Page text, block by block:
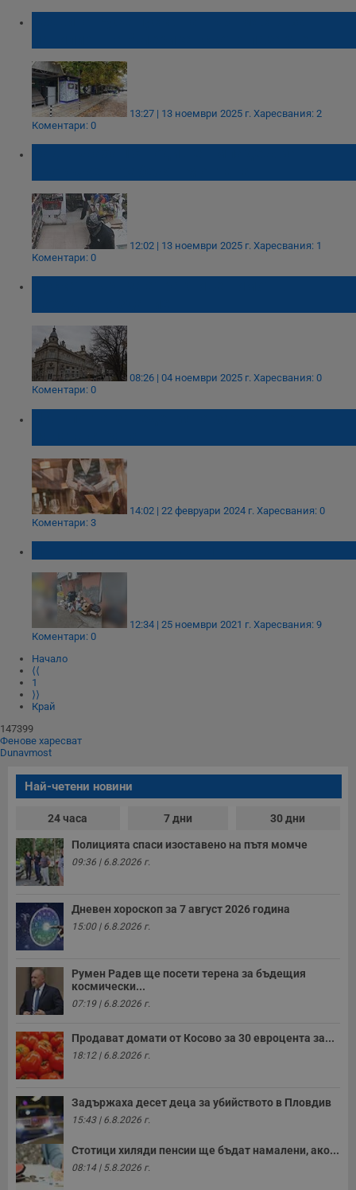
13:27 | 13 ноември 2025 г. Харесвания: 2
Коментари: 0
12:02 | 13 ноември 2025 г. Харесвания: 1
Коментари: 0
08:26 | 04 ноември 2025 г. Харесвания: 0
Коментари: 0
14:02 | 22 февруари 2024 г. Харесвания: 0
Коментари: 3
12:34 | 25 ноември 2021 г. Харесвания: 9
Коментари: 0
Начало
⟨⟨
1
⟩⟩
Край
147399
Фенове харесват
Dunavmost
Най-четени новини
24 часа 7 дни 30 дни
Полицията спаси изоставено на пътя момче
09:36 | 6.8.2026 г.
Дневен хороскоп за 7 август 2026 година
15:00 | 6.8.2026 г.
Румен Радев ще посети терена за бъдещия
космически...
07:19 | 6.8.2026 г.
Продават домати от Косово за 30 евроцента за...
18:12 | 6.8.2026 г.
Задържаха десет деца за убийството в Пловдив
15:43 | 6.8.2026 г.
Стотици хиляди пенсии ще бъдат намалени, ако...
08:14 | 5.8.2026 г.